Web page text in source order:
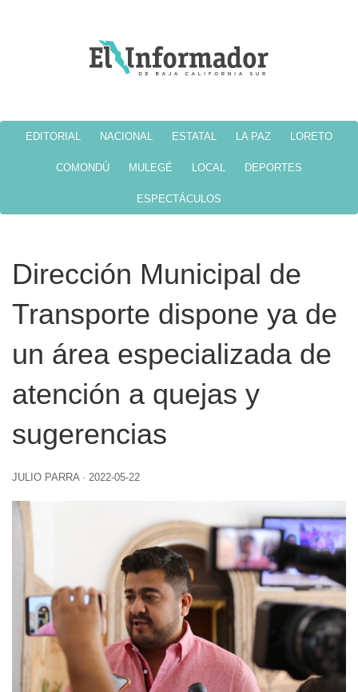
EDITORIAL NACIONAL ESTATAL LA PAZ LORETO
COMONDÚ MULEGÉ LOCAL DEPORTES
ESPECTÁCULOS
Dirección Municipal de
Transporte dispone ya de
un área especializada de
atención a quejas y
sugerencias
JULIO PARRA · 2022-05-22